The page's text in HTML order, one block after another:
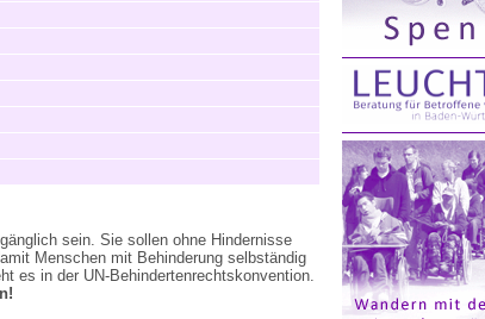
sein. Sie sollen ohne Hindernisse
Menschen mit Behinderung selbständig
es in der UN-Behindertenrechtskonvention.